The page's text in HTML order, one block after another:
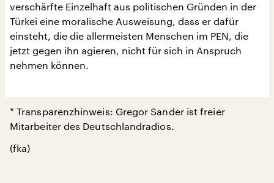
verschärfte Einzelhaft aus politischen Gründen in der
Türkei eine moralische Ausweisung, dass er dafür
einsteht, die die allermeisten Menschen im PEN, die
jetzt gegen ihn agieren, nicht für sich in Anspruch
nehmen können.
* Transparenzhinweis: Gregor Sander ist freier
Mitarbeiter des Deutschlandradios.
(fka)